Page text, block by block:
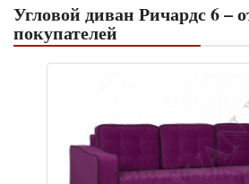
Угловой диван Ричардс 6 –
покупателей